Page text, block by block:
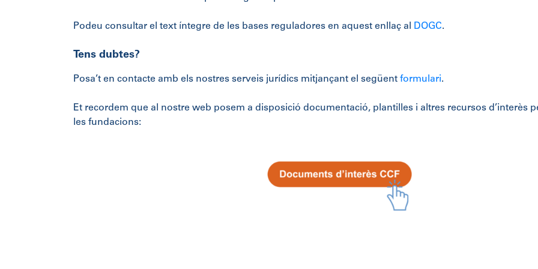
Podeu consultar el text íntegre de les bases reguladores en aquest enllaç al DOGC.
Tens dubtes?
Posa’t en contacte amb els nostres serveis jurídics mitjançant el següent formulari.
Et recordem que al nostre web posem a disposició documentació, plantilles i altres recursos d’interès
les fundacions: